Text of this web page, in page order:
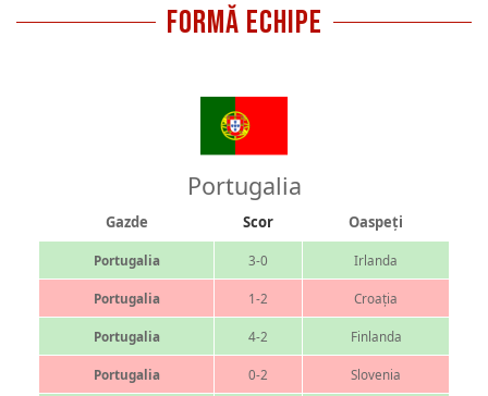
FORMĂ ECHIPE
Portugalia
Gazde Scor Oaspeți
Portugalia 3-0 Irlanda
Portugalia 1-2 Croaţia
Portugalia 4-2 Finlanda
Portugalia 0-2 Slovenia